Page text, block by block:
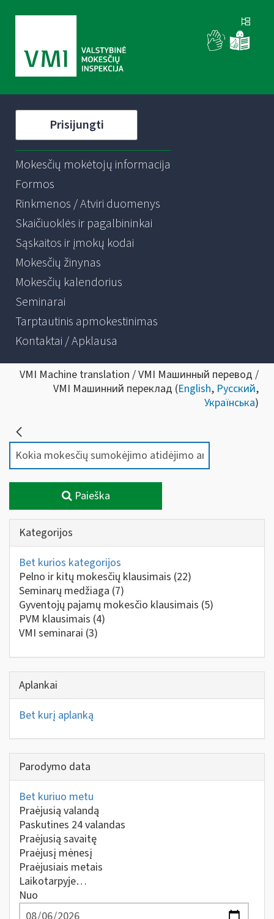
Prisijungti
Mokesčių mokėtojų informacija
Formos
Rinkmenos / Atviri duomenys
Skaičiuoklės ir pagalbininkai
Sąskaitos ir įmokų kodai
Mokesčių žinynas
Mokesčių kalendorius
Seminarai
Tarptautinis apmokestinimas
Kontaktai / Apklausa
VMI Machine translation / VMI Машинный перевод /
VMI Машинний переклад (English, Русский,
Українська)
Paieška
Kategorijos
Bet kurios kategorijos
Pelno ir kitų mokesčių klausimais (22)
Seminarų medžiaga (7)
Gyventojų pajamų mokesčio klausimais (5)
PVM klausimais (4)
VMI seminarai (3)
Aplankai
Bet kurį aplanką
Parodymo data
Bet kuriuo metu
Praėjusią valandą
Paskutines 24 valandas
Praėjusią savaitę
Praėjusį mėnesį
Praėjusiais metais
Laikotarpyje…
Nuo